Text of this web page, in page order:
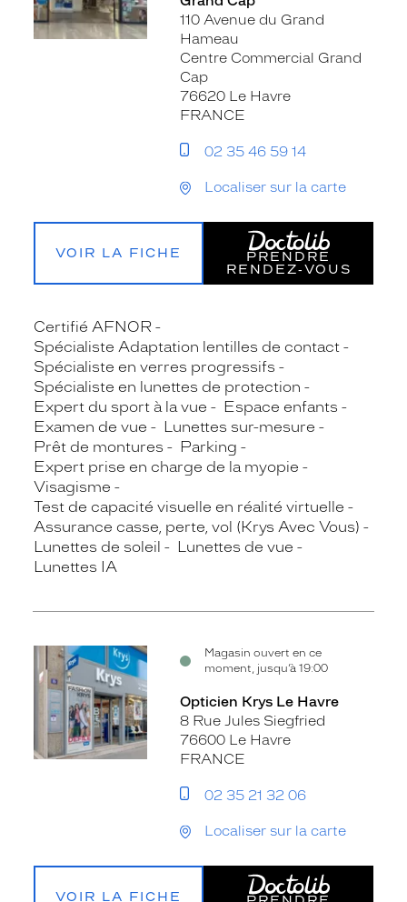
110 Avenue du Grand
Hameau
Centre Commercial Grand
Cap
76620 Le Havre
FRANCE
02 35 46 59 14
Localiser sur la carte
VOIR LA FICHE
PRENDRE
RENDEZ‑VOUS
Certifié AFNOR
Spécialiste Adaptation lentilles de contact
Spécialiste en verres progressifs
Spécialiste en lunettes de protection
Expert du sport à la vue
Espace enfants
Examen de vue
Lunettes sur-mesure
Prêt de montures
Parking
Expert prise en charge de la myopie
Visagisme
Test de capacité visuelle en réalité virtuelle
Assurance casse, perte, vol (Krys Avec Vous)
Lunettes de soleil
Lunettes de vue
Lunettes IA
Magasin ouvert en ce
moment, jusqu’à 19:00
Opticien Krys Le Havre
8 Rue Jules Siegfried
76600 Le Havre
FRANCE
02 35 21 32 06
Localiser sur la carte
VOIR LA FICHE